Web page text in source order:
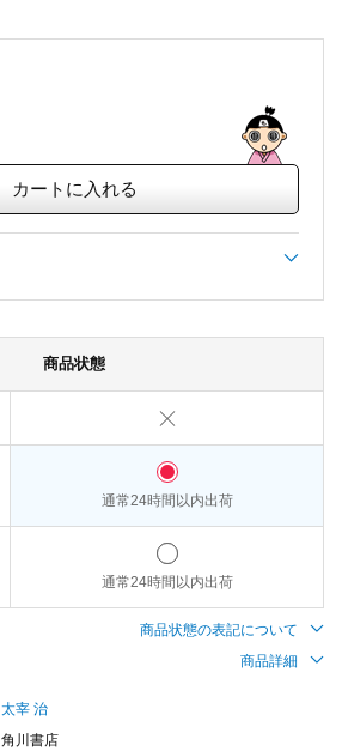
カートに入れる
商品状態
通常24時間以内出荷
通常24時間以内出荷
商品状態の表記について
商品詳細
太宰 治
角川書店